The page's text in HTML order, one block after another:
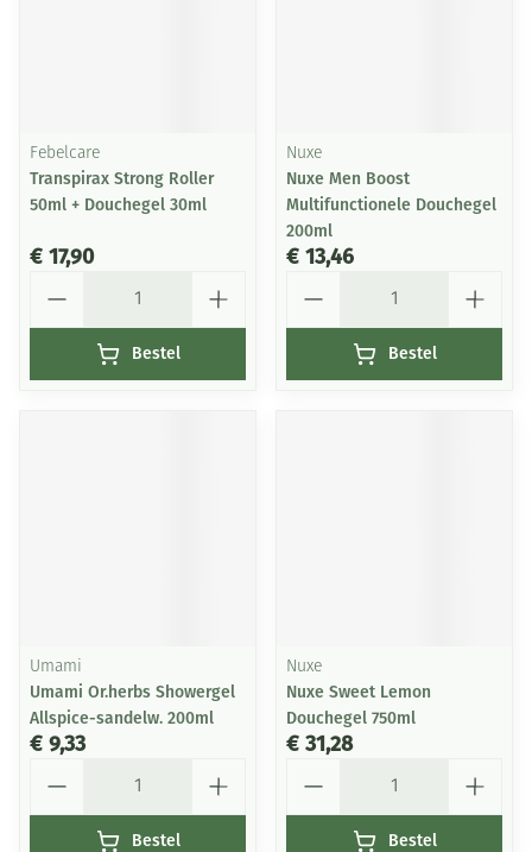
Febelcare
Transpirax Strong Roller
50ml + Douchegel 30ml
€ 17,90
Bestel
Nuxe
Nuxe Men Boost
Multifunctionele Douchegel
200ml
€ 13,46
Bestel
Umami
Umami Or.herbs Showergel
Allspice-sandelw. 200ml
€ 9,33
Bestel
Nuxe
Nuxe Sweet Lemon
Douchegel 750ml
€ 31,28
Bestel